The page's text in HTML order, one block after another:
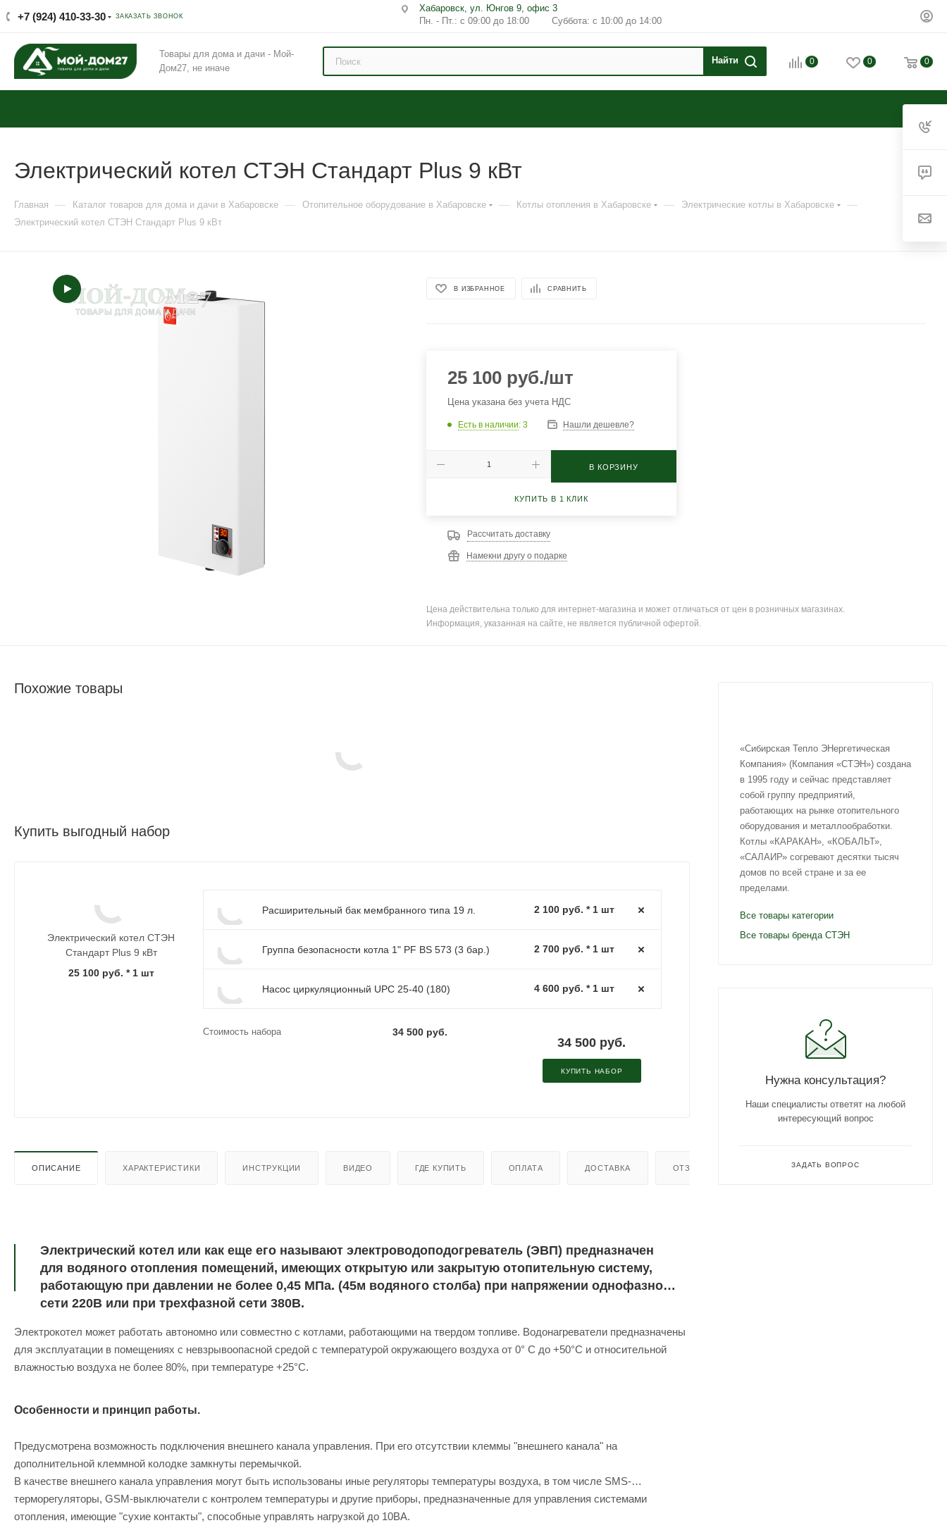
+7 (924) 410-33-30 ЗАКАЗАТЬ ЗВОНОК
Хабаровск, ул. Юнгов 9, офис 3
Пн. - Пт.: с 09:00 до 18:00 Суббота: с 10:00 до 14:00
Товары для дома и дачи - Мой-
Дом27, не иначе
0 0 0
Электрический котел СТЭН Стандарт Plus 9 кВт
Главная — Каталог товаров для дома и дачи в Хабаровске — Отопительное оборудование в Хабаровске — Котлы отопления в Хабаровске — Электрические котлы в Хабаровске —
Электрический котел СТЭН Стандарт Plus 9 кВт
В ИЗБРАННОЕ СРАВНИТЬ
25 100 руб./шт
Цена указана без учета НДС
Есть в наличии: 3 Нашли дешевле?
В КОРЗИНУ
КУПИТЬ В 1 КЛИК
Рассчитать доставку
Намекни другу о подарке
Цена действительна только для интернет-магазина и может отличаться от цен в розничных магазинах.
Информация, указанная на сайте, не является публичной офертой.
Похожие товары
Купить выгодный набор
Электрический котел СТЭН
Стандарт Plus 9 кВт
25 100 руб. * 1 шт
Расширительный бак мембранного типа 19 л. 2 100 руб. * 1 шт
Группа безопасности котла 1" PF BS 573 (3 бар.) 2 700 руб. * 1 шт
Насос циркуляционный UPC 25-40 (180) 4 600 руб. * 1 шт
Стоимость набора 34 500 руб.
34 500 руб.
КУПИТЬ НАБОР
ОПИСАНИЕ ХАРАКТЕРИСТИКИ ИНСТРУКЦИИ ВИДЕО ГДЕ КУПИТЬ ОПЛАТА ДОСТАВКА ОТЗЫВЫ
Электрический котел или как еще его называют электроводоподогреватель (ЭВП) предназначен
для водяного отопления помещений, имеющих открытую или закрытую отопительную систему,
работающую при давлении не более 0,45 МПа. (45м водяного столба) при напряжении однофазной
сети 220В или при трехфазной сети 380В.
Электрокотел может работать автономно или совместно с котлами, работающими на твердом топливе. Водонагреватели предназначены
для эксплуатации в помещениях с невзрывоопасной средой с температурой окружающего воздуха от 0° С до +50°С и относительной
влажностью воздуха не более 80%, при температуре +25°С.
Особенности и принцип работы.
Предусмотрена возможность подключения внешнего канала управления. При его отсутствии клеммы "внешнего канала" на
дополнительной клеммной колодке замкнуты перемычкой.
В качестве внешнего канала управления могут быть использованы иные регуляторы температуры воздуха, в том числе SMS-
терморегуляторы, GSM-выключатели с контролем температуры и другие приборы, предназначенные для управления системами
отопления, имеющие "сухие контакты", способные управлять нагрузкой до 10ВА.
«Сибирская Тепло ЭНергетическая
Компания» (Компания «СТЭН») создана
в 1995 году и сейчас представляет
собой группу предприятий,
работающих на рынке отопительного
оборудования и металлообработки.
Котлы «КАРАКАН», «КОБАЛЬТ»,
«САЛАИР» согревают десятки тысяч
домов по всей стране и за ее
пределами.
Все товары категории
Все товары бренда CТЭН
Нужна консультация?
Наши специалисты ответят на любой
интересующий вопрос
ЗАДАТЬ ВОПРОС